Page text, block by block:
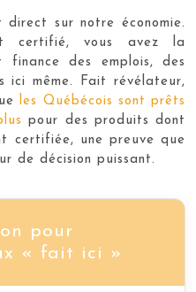
sur notre économie.
certifié, vous avez la
des emplois, des
ici même. Fait révélateur,
les Québécois sont prêts
pour des produits dont
certifiée, une preuve que
de décision puissant.
pour
« fait ici »